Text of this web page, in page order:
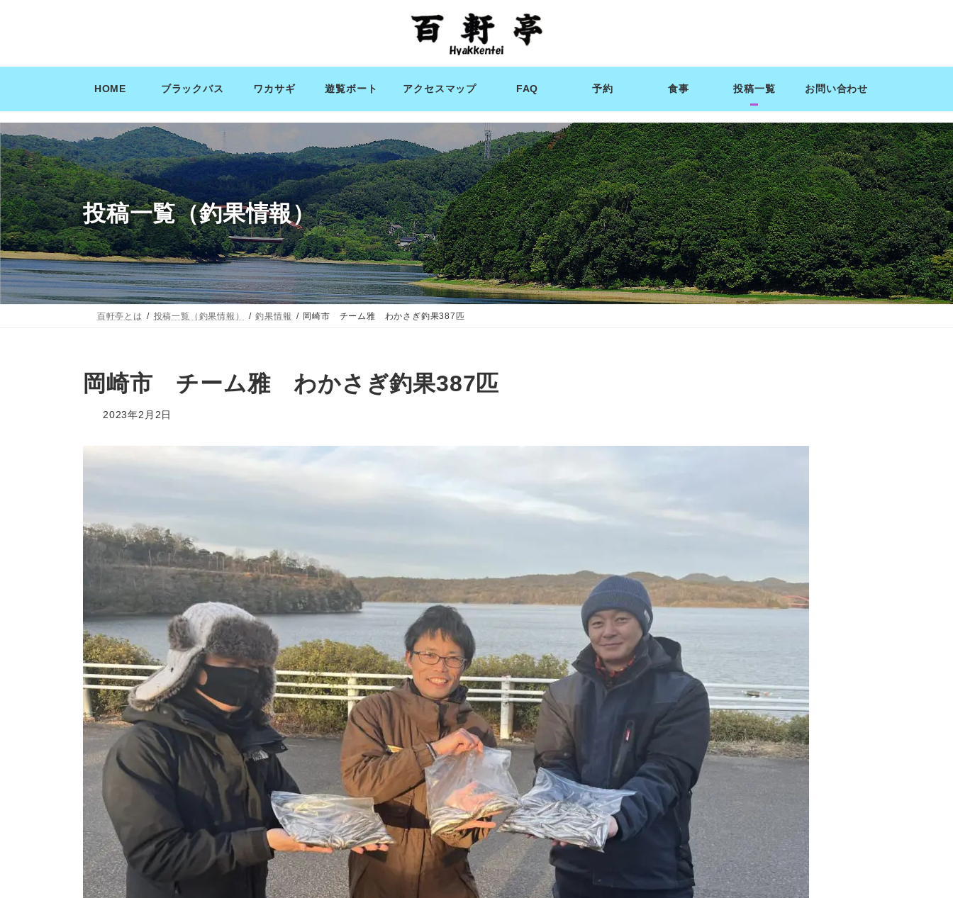
ン
ス
キ
ッ
プ
ー
ン
に
移
動
HOME ブラックバス ワカサギ 遊覧ボート アクセスマップ FAQ 予約 食事 投稿一覧 お問い合わせ
投稿一覧（釣果情報）
百軒亭とは 投稿一覧（釣果情報） 釣果情報 岡崎市 チーム雅 わかさぎ釣果387匹
岡崎市 チーム雅 わかさぎ釣果387匹
2023年2月2日